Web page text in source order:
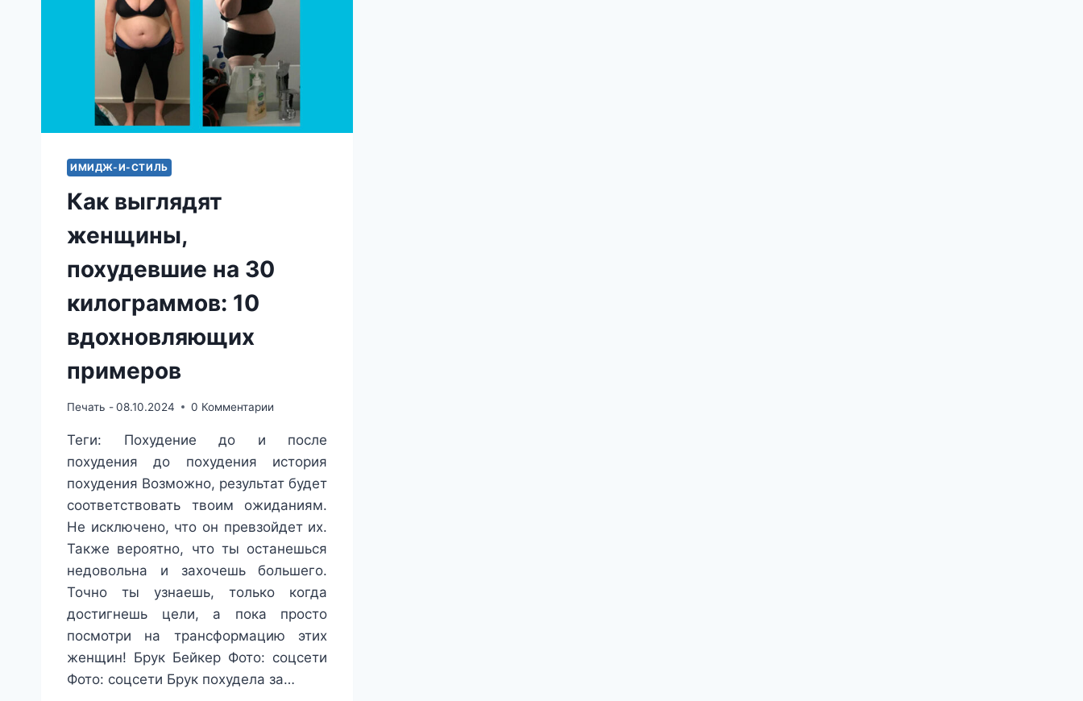
ИМИДЖ-И-СТИЛЬ
Как выглядят
женщины,
похудевшие на 30
килограммов: 10
вдохновляющих
примеров
Печать -08.10.2024 0 Комментарии
Теги: Похудение до и после
похудения до похудения история
похудения Возможно, результат будет
соответствовать твоим ожиданиям.
Не исключено, что он превзойдет их.
Также вероятно, что ты останешься
недовольна и захочешь большего.
Точно ты узнаешь, только когда
достигнешь цели, а пока просто
посмотри на трансформацию этих
женщин! Брук Бейкер Фото: соцсети
Фото: соцсети Брук похудела за…